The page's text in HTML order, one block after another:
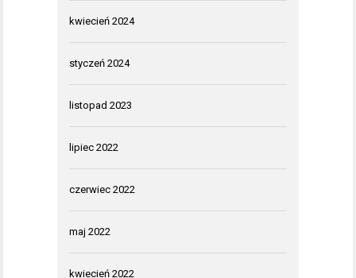
kwiecień 2024
styczeń 2024
listopad 2023
lipiec 2022
czerwiec 2022
maj 2022
kwiecień 2022